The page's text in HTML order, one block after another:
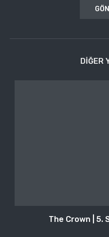
DIĞER
The Crown | 5.